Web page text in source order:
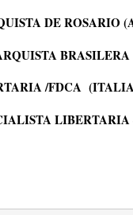
DE ROSARIO
/FDCA
LIBERTARIA